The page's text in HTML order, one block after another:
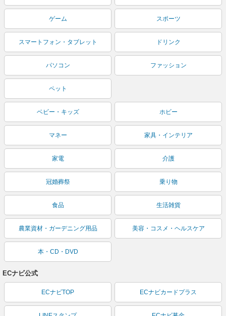
ゲーム スポーツ
スマートフォン・タブレット ドリンク
パソコン ファッション
ペット
ベビー・キッズ ホビー
マネー 家具・インテリア
家電 介護
冠婚葬祭 乗り物
食品 生活雑貨
農業資材・ガーデニング用品 美容・コスメ・ヘルスケア
本・CD・DVD
ECナビ公式
ECナビTOP ECナビカードプラス